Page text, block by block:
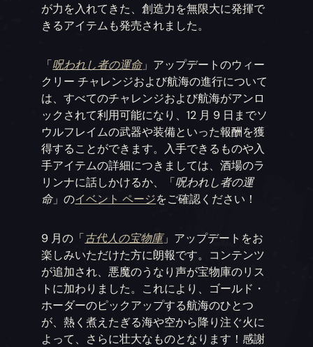
が力を入れてきた、創造力を無限大に発揮で
きるアイテムも発売されました。
「呪われし者の運命」アップデートのウィー
クリー チャレンジおよび航海の進行について
は、すべてのチャレンジおよび航海がアンロ
ックされて利用可能になり、12 月 9 日までソ
ウルフレイムの武器や装備といった報酬を獲
得することができます。入手できるものや入
手アイテムの詳細につきましては、酒場のラ
リンナに話しかけるか、「呪われし者の運
命」のイベント ページをご確認ください！
9 月の「古代人の宝物庫」アップデートをお
楽しみいただけた方に朗報です。コンテンツ
が追加され、悪魔のうなり声が宝物庫のリス
トに加わりました。これにより、ゴールド・
ホーダーのピックアップする航海のひとつ
が、熱く煮えたぎる海や空から降り注ぐ火に
よって、さらに壮大なものとなります！感謝